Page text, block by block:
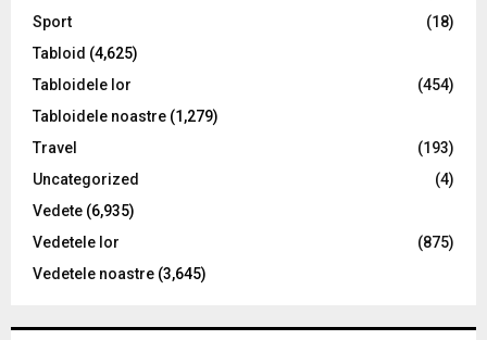
Sport
(18)
Tabloid (4,625)
Tabloidele lor
(454)
Tabloidele noastre (1,279)
Travel
(193)
Uncategorized
(4)
Vedete (6,935)
Vedetele lor
(875)
Vedetele noastre (3,645)